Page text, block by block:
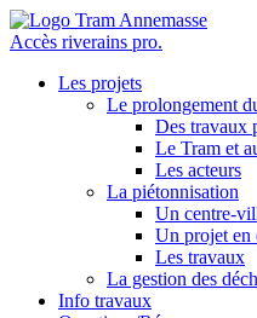
Accès riverains pro.
Les projets
Le prolongement
Des travaux
Le Tram et
Les acteurs
La piétonnisation
Un centre-
Un projet en
Les travaux
La gestion des
Info travaux